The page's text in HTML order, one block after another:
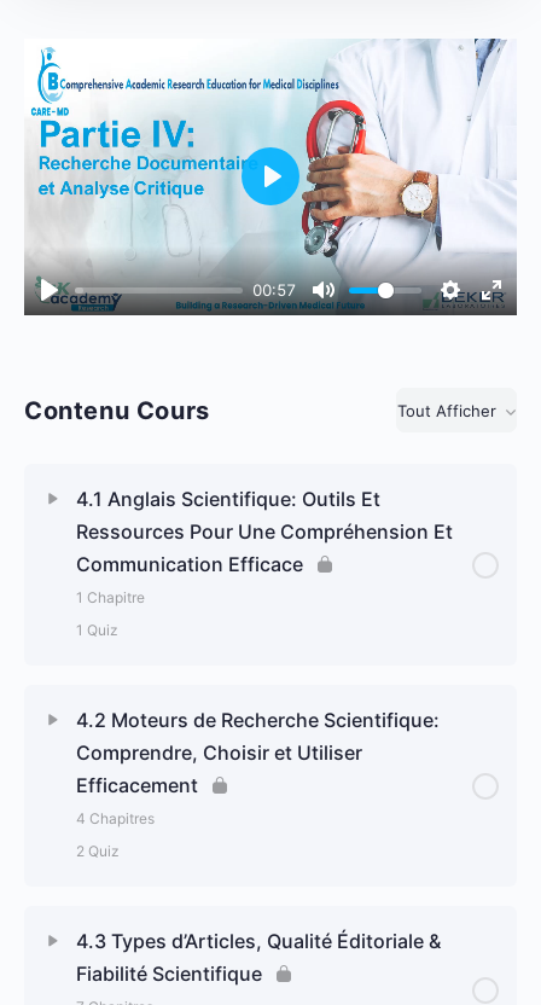
00:57
Play
Contenu Cours Tout Afficher
4.1 Anglais Scientifique: Outils Et
Ressources Pour Une Compréhension Et
Communication Efficace
1 Chapitre
1 Quiz
4.1 Anglais Scientifique: Outils Et Ressources Pour
Une Compréhension Et Communication Efficace
Exercice Partie 4- Module 1 : Lire → Traduire →
4.2 Moteurs de Recherche Scientifique:
Comprendre, Choisir et Utiliser
Efficacement
4 Chapitres
2 Quiz
4.2.1 1ére partie_ Moteurs de recherche classiques
4.3 Types d’Articles, Qualité Éditoriale &
Fiabilité Scientifique